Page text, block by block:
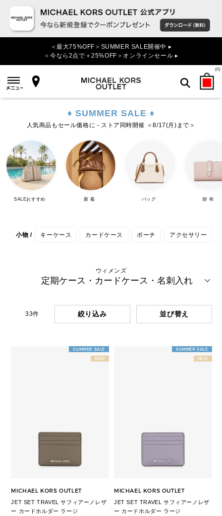
＜最大75%OFF＞SUMMER SALE開催中 ▸
＜今なら2点で＋25%OFF＞オンラインセール ▸
(0)
♦ SUMMER SALE ♦
人気商品もセール価格に - ストア同時開催 ＜8/17(月)まで＞
SALEおすすめ 新 着 バッグ 財 布
小物 / キーケース カードケース ポーチ アクセサリー
ウィメンズ
定期ケース・カードケース・名刺入れ
33件 絞り込み
SUMMER SALE
NEW
MICHAEL KORS OUTLET
JET SET TRAVEL サフィアーノレザ
ー カードホルダー ラージ
SUMMER SALE
NEW
MICHAEL KORS OUTLET
JET SET TRAVEL サフィアーノレザ
ー カードホルダー ラージ